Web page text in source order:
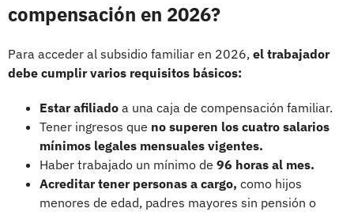
compensación en 2026?
Para acceder al subsidio familiar en 2026, el trabajador
debe cumplir varios requisitos básicos:
Estar afiliado a una caja de compensación familiar.
Tener ingresos que no superen los cuatro salarios
mínimos legales mensuales vigentes.
Haber trabajado un mínimo de 96 horas al mes.
Acreditar tener personas a cargo, como hijos
menores de edad, padres mayores sin pensión o